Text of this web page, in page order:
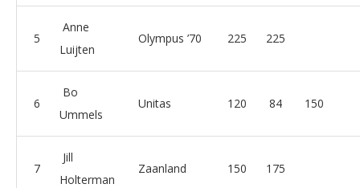
5
Anne
Luijten
Olympus ’70 225 225
6
Bo
Ummels
Unitas 120 84 150
7
Jill
Holterman
Zaanland 150 175